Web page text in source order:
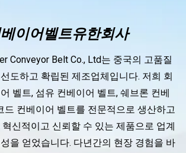
이어벨트유한회사
Conveyor Belt Co., Ltd는 중국의 고품질
도하고 확립된 제조업체입니다. 저희 회
벨트, 섬유 컨베이어 벨트, 쉐브론 컨베
드 컨베이어 벨트를 전문적으로 생산하고
신적이고 신뢰할 수 있는 제품으로 업계
을 얻었습니다. 다년간의 현장 경험을 바